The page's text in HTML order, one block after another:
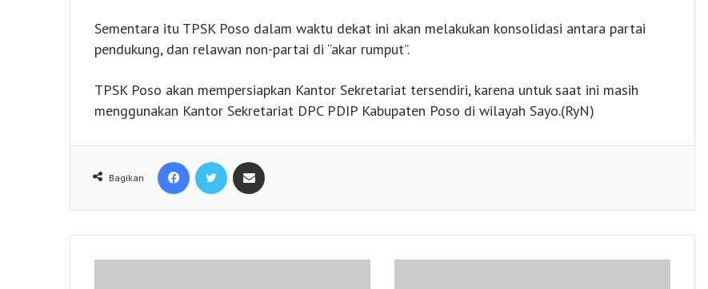
Sementara itu TPSK Poso dalam waktu dekat ini akan melakukan konsolidasi antara partai
pendukung, dan relawan non-partai di “akar rumput”.
TPSK Poso akan mempersiapkan Kantor Sekretariat tersendiri, karena untuk saat ini masih
menggunakan Kantor Sekretariat DPC PDIP Kabupaten Poso di wilayah Sayo.(RyN)
Bagikan
Facebook Twitter